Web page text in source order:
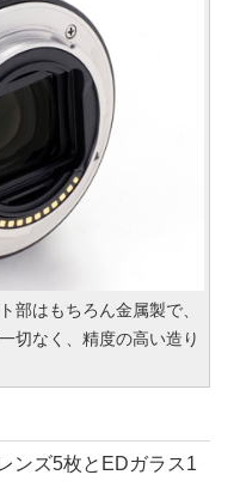
部はもちろん金属製で、
切なく、精度の高い造り
ンズ5枚とEDガラス1